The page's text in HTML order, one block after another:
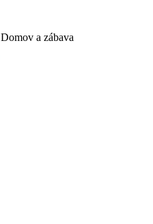
Domov a zábava